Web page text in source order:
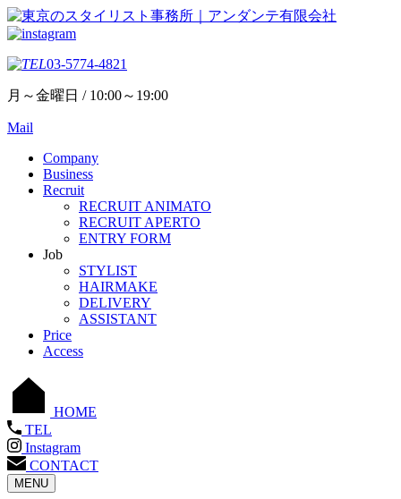
03-5774-4821
月～金曜日 / 10:00～19:00
Mail
Company
Business
Recruit
RECRUIT ANIMATO
RECRUIT APERTO
ENTRY FORM
Job
STYLIST
HAIRMAKE
DELIVERY
ASSISTANT
Price
Access
HOME
TEL
Instagram
CONTACT
MENU